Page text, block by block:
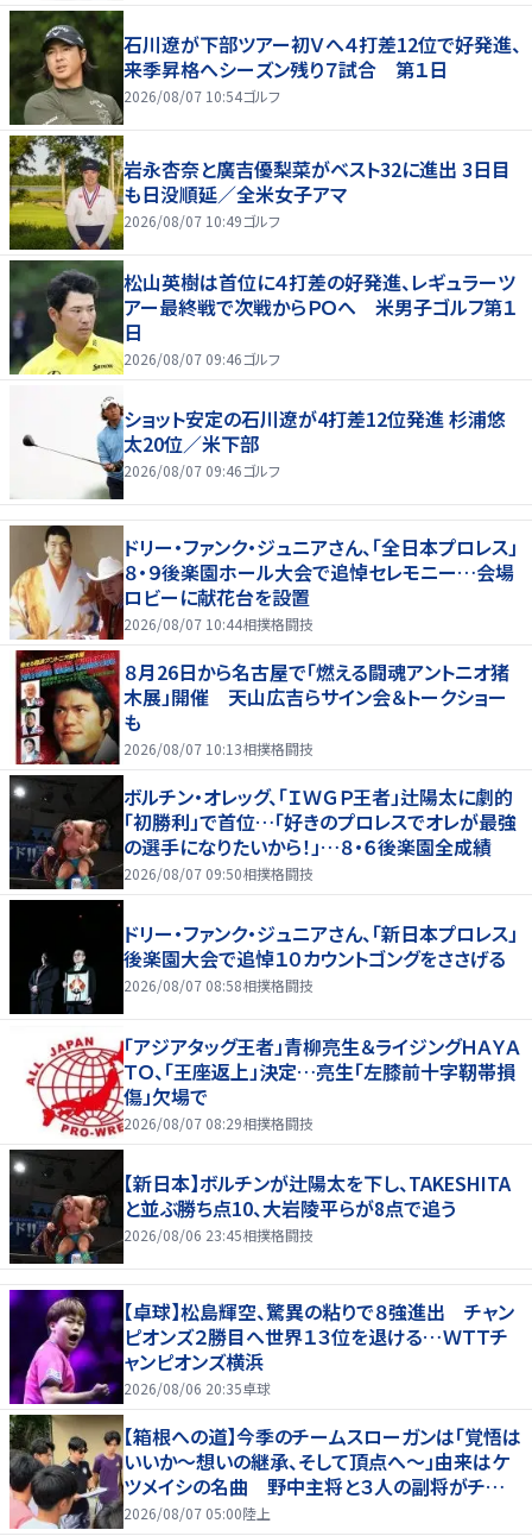
石川遼が下部ツアー初Ｖへ４打差12位で好発進、
来季昇格へシーズン残り７試合 第１日
2026/08/07 10:54ゴルフ
岩永杏奈と廣吉優梨菜がベスト32に進出 3日目
も日没順延／全米女子アマ
2026/08/07 10:49ゴルフ
松山英樹は首位に４打差の好発進、レギュラーツ
アー最終戦で次戦からＰＯへ 米男子ゴルフ第１
日
2026/08/07 09:46ゴルフ
ショット安定の石川遼が4打差12位発進 杉浦悠
太20位／米下部
2026/08/07 09:46ゴルフ
ドリー・ファンク・ジュニアさん、「全日本プロレス」
８・９後楽園ホール大会で追悼セレモニー…会場
ロビーに献花台を設置
2026/08/07 10:44相撲格闘技
８月26日から名古屋で「燃える闘魂アントニオ猪
木展」開催 天山広吉らサイン会＆トークショー
も
2026/08/07 10:13相撲格闘技
ボルチン・オレッグ、「ＩＷＧＰ王者」辻陽太に劇的
「初勝利」で首位…「好きのプロレスでオレが最強
の選手になりたいから！」…８・６後楽園全成績
2026/08/07 09:50相撲格闘技
ドリー・ファンク・ジュニアさん、「新日本プロレス」
後楽園大会で追悼１０カウントゴングをささげる
2026/08/07 08:58相撲格闘技
「アジアタッグ王者」青柳亮生＆ライジングＨＡＹＡ
ＴＯ、「王座返上」決定…亮生「左膝前十字靭帯損
傷」欠場で
2026/08/07 08:29相撲格闘技
【新日本】ボルチンが辻陽太を下し、TAKESHITA
と並ぶ勝ち点10、大岩陵平らが8点で追う
2026/08/06 23:45相撲格闘技
【卓球】松島輝空、驚異の粘りで８強進出 チャン
ピオンズ２勝目へ世界１３位を退ける…ＷＴＴチ
ャンピオンズ横浜
2026/08/06 20:35卓球
【箱根への道】今季のチームスローガンは「覚悟は
いいか～想いの継承、そして頂点へ～」由来はケ
ツメイシの名曲 野中主将と３人の副将がチーム
を引っ張る…夏合宿特集第１弾、国学院大
2026/08/07 05:00陸上